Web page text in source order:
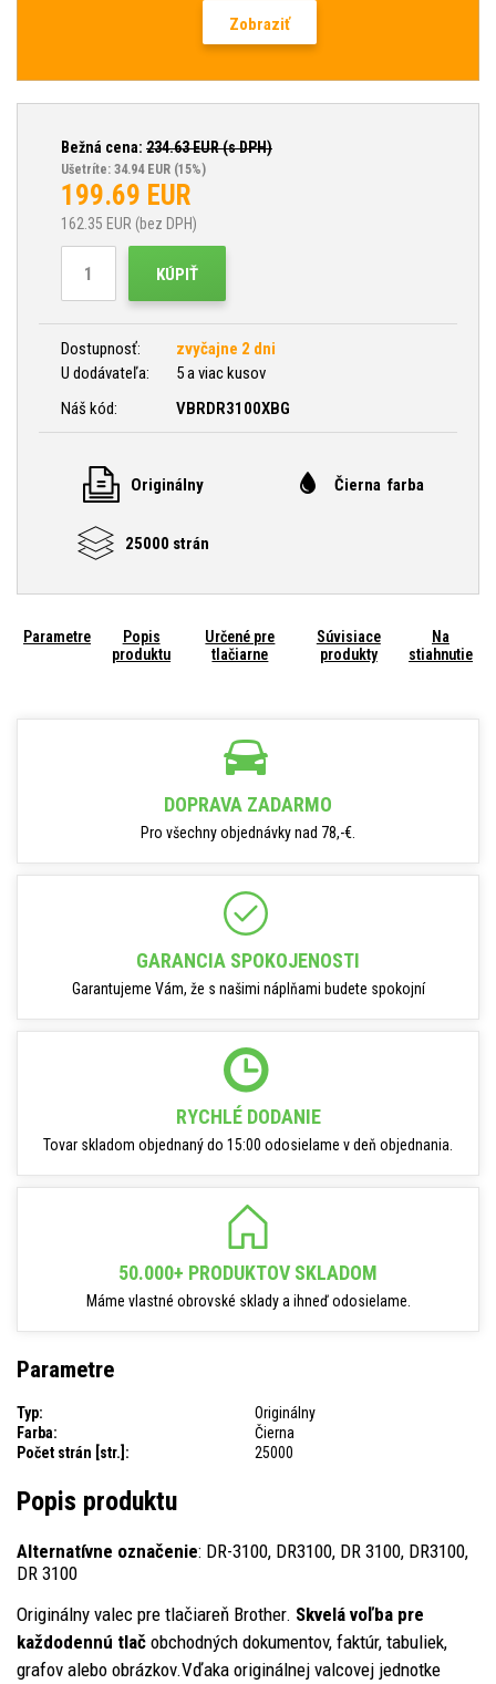
Zobraziť
Bežná cena: 234.63EUR (s DPH)
Ušetríte: 34.94 EUR (15%)
199.69 EUR
162.35 EUR (bez DPH)
KÚPIŤ
Dostupnosť:
zvyčajne 2 dni
U dodávateľa:
5 a viac kusov
Náš kód:
VBRDR3100XBG
Originálny Čierna farba
25000 strán
Parametre
Popis
produktu
Určené pre
tlačiarne
Súvisiace
produkty
Na
stiahnutie
DOPRAVA ZADARMO
Pro všechny objednávky nad 78,-€.
GARANCIA SPOKOJENOSTI
Garantujeme Vám, že s našimi náplňami budete spokojní
RYCHLÉ DODANIE
Tovar skladom objednaný do 15:00 odosielame v deň objednania.
50.000+ PRODUKTOV SKLADOM
Máme vlastné obrovské sklady a ihneď odosielame.
Parametre
Typ:
Originálny
Farba:
Čierna
Počet strán [str.]:
25000
Popis produktu
Alternatívne označenie: DR-3100, DR3100, DR 3100, DR3100,
DR 3100
Originálny valec pre tlačiareň Brother. Skvelá voľba pre
každodennú tlač obchodných dokumentov, faktúr, tabuliek,
grafov alebo obrázkov.Vďaka originálnej valcovej jednotke